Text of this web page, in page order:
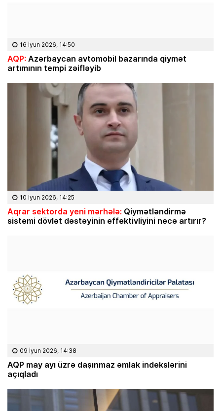
16 İyun 2026, 14:50
AQP: Azərbaycan avtomobil bazarında qiymət
artımının tempi zəifləyib
10 İyun 2026, 14:25
Aqrar sektorda yeni mərhələ: Qiymətləndirmə
sistemi dövlət dəstəyinin effektivliyini necə artırır?
09 İyun 2026, 14:38
AQP may ayı üzrə daşınmaz əmlak indekslərini
açıqladı